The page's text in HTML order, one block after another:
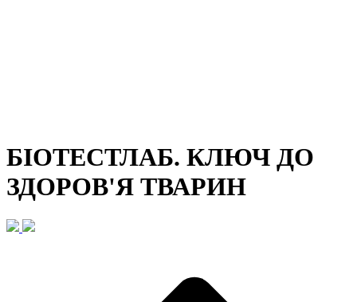
БІОТЕСТЛАБ. КЛЮЧ ДО
ЗДОРОВ'Я ТВАРИН